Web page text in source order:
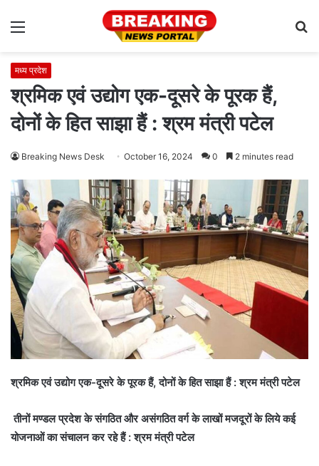
Menu
मध्य प्रदेश
श्रमिक एवं उद्योग एक-दूसरे के पूरक हैं,
दोनों के हित साझा हैं : श्रम मंत्री पटेल
Breaking News Desk October 16, 2024 0 2 minutes read
श्रमिक एवं उद्योग एक-दूसरे के पूरक हैं, दोनों के हित साझा हैं : श्रम मंत्री पटेल
तीनों मण्डल प्रदेश के संगठित और असंगठित वर्ग के लाखों मजदूरों के लिये कई
योजनाओं का संचालन कर रहे हैं : श्रम मंत्री पटेल